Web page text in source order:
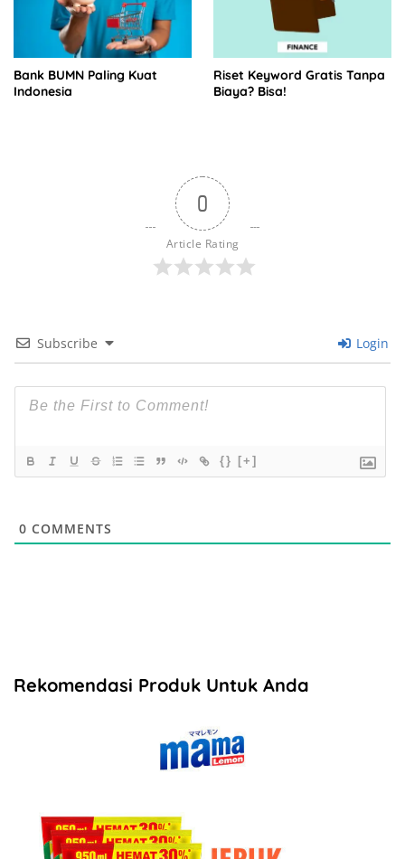
Bank BUMN Paling Kuat
Indonesia
Riset Keyword Gratis Tanpa
Biaya? Bisa!
0
Article Rating
Subscribe Login
{} [+]
0 COMMENTS
Rekomendasi Produk Untuk Anda